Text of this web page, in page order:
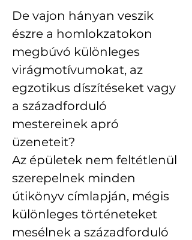
De vajon hányan veszik
észre a homlokzatokon
megbúvó különleges
virágmotívumokat, az
egzotikus díszítéseket vagy
a századforduló
mestereinek apró
üzeneteit?
Az épületek nem feltétlenül
szerepelnek minden
útikönyv címlapján, mégis
különleges történeteket
mesélnek a századforduló